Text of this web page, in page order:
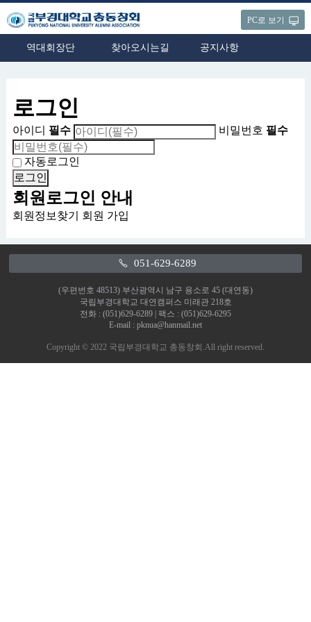
PC로 보기
역대회장단 찾아오시는길 공지사항
로그인
아이디 필수 비밀번호 필수
자동로그인
회원로그인 안내
회원정보찾기 회원 가입
051-629-6289
(우편번호 48513) 부산광역시 남구 용소로 45 (대연동)
국립부경대학교 대연캠퍼스 미래관 218호
전화 : (051)629-6289 | 팩스 : (051)629-6295
E-mail : pknua@hanmail.net
Copyright © 2022 국립부경대학교 총동창회.All right reserved.